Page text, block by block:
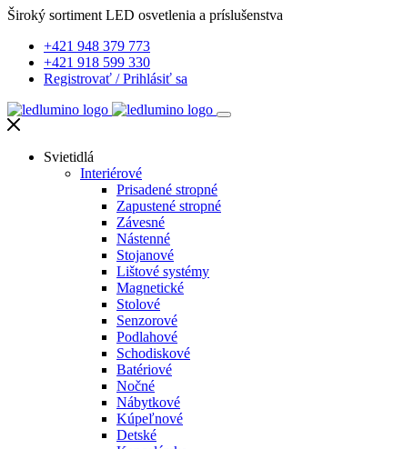
Široký sortiment LED osvetlenia a príslušenstva
+421 948 379 773
+421 918 599 330
Registrovať /Prihlásiť sa
Svietidlá
Interiérové
Prisadené stropné
Zapustené stropné
Závesné
Nástenné
Stojanové
Lištové systémy
Magnetické
Stolové
Senzorové
Podlahové
Schodiskové
Batériové
Nočné
Nábytkové
Kúpeľnové
Detské